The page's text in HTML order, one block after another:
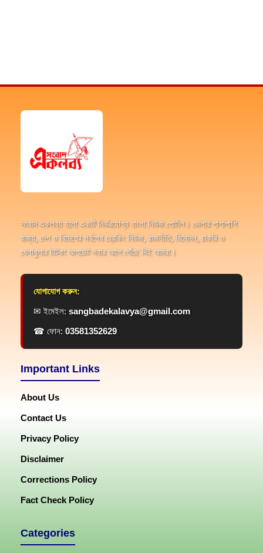
সংবাদ একলব্য হলো একটি নির্ভরযোগ্য বাংলা নিউজ পোর্টাল। জেলার পাশাপাশি
রাজ্য, দেশ ও বিদেশের সর্বশেষ ব্রেকিং নিউজ, রাজনীতি, বিনোদন, চাকরি ও
খেলাধুলার টাটকা আপডেট সবার আগে পৌঁছে দিই আমরা।
যোগাযোগ করুন:
✉ ইমেইল: sangbadekalavya@gmail.com
☎ ফোন: 03581352629
Important Links
About Us
Contact Us
Privacy Policy
Disclaimer
Corrections Policy
Fact Check Policy
Categories